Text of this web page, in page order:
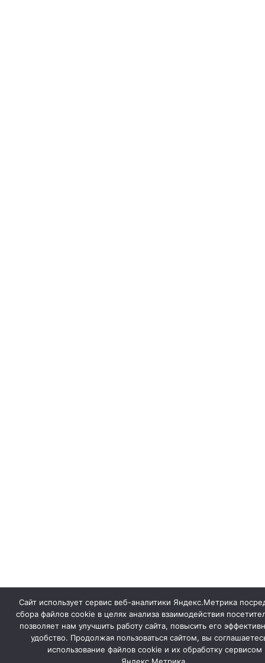
Сайт использует сервис веб-аналитики Яндекс.Метрика
сбора файлов cookie в целях анализа взаимодействия
позволяет нам улучшить работу сайта, повысить его
удобство. Продолжая пользоваться сайтом, вы
использование файлов cookie и их обработку сервисом